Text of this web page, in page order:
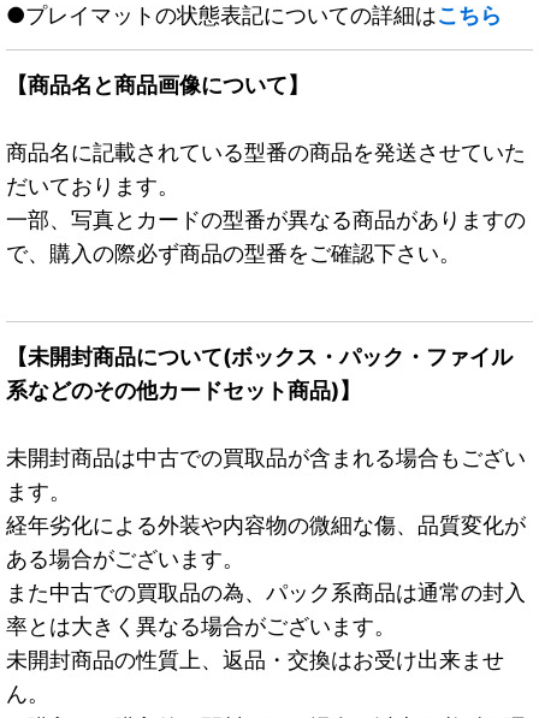
●プレイマットの状態表記についての詳細はこちら
【商品名と商品画像について】
商品名に記載されている型番の商品を発送させていた
だいております。
一部、写真とカードの型番が異なる商品がありますの
で、購入の際必ず商品の型番をご確認下さい。
【未開封商品について(ボックス・パック・ファイル
系などのその他カードセット商品)】
未開封商品は中古での買取品が含まれる場合もござい
ます。
経年劣化による外装や内容物の微細な傷、品質変化が
ある場合がございます。
また中古での買取品の為、パック系商品は通常の封入
率とは大きく異なる場合がございます。
未開封商品の性質上、返品・交換はお受け出来ませ
ん。